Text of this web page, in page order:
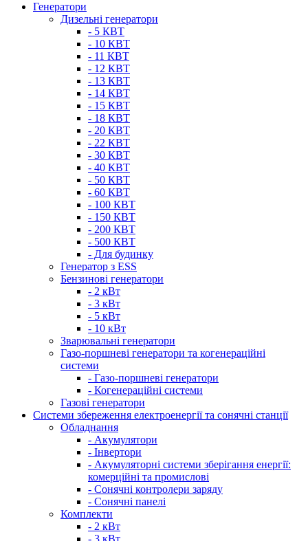
Генератори
Дизельні генератори
- 5 КВТ
- 10 КВТ
- 11 КВТ
- 12 КВТ
- 13 КВТ
- 14 КВТ
- 15 КВТ
- 18 КВТ
- 20 КВТ
- 22 КВТ
- 30 КВТ
- 40 КВТ
- 50 КВТ
- 60 КВТ
- 100 КВТ
- 150 КВТ
- 200 КВТ
- 500 КВТ
- Для будинку
Генератор з ESS
Бензинові генератори
- 2 кВт
- 3 кВт
- 5 кВт
- 10 кВт
Зварювальні генератори
Газо-поршневі генератори та когенераційні
системи
- Газо-поршневі генератори
- Когенераційні системи
Газові генератори
Системи збереження електроенергії та сонячні станції
Обладнання
- Акумулятори
- Інвертори
- Акумуляторні системи зберігання енергії:
комерційні та промислові
- Сонячні контролери заряду
- Сонячні панелі
Комплекти
- 2 кВт
- 3 кВт